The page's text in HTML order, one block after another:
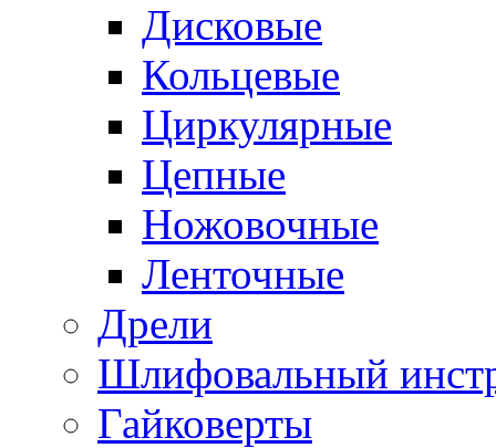
Дисковые
Кольцевые
Циркулярные
Цепные
Ножовочные
Ленточные
Дрели
Шлифовальный
Гайковерты